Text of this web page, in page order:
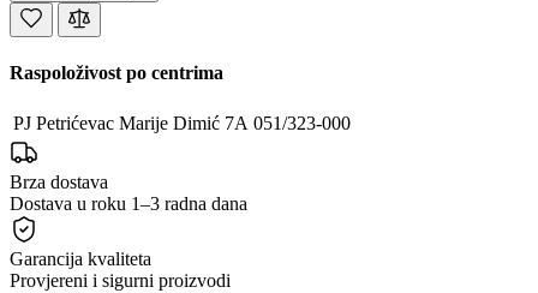
Raspoloživost po centrima
PJ Petrićevac Marije Dimić 7A 051/323-000
Brza dostava
Dostava u roku 1–3 radna dana
Garancija kvaliteta
Provjereni i sigurni proizvodi